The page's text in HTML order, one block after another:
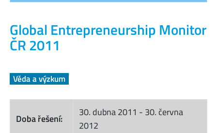
Global Entrepreneurship Monitor
ČR 2011
Věda a výzkum
Doba řešení:
30. dubna 2011 - 30. června
2012